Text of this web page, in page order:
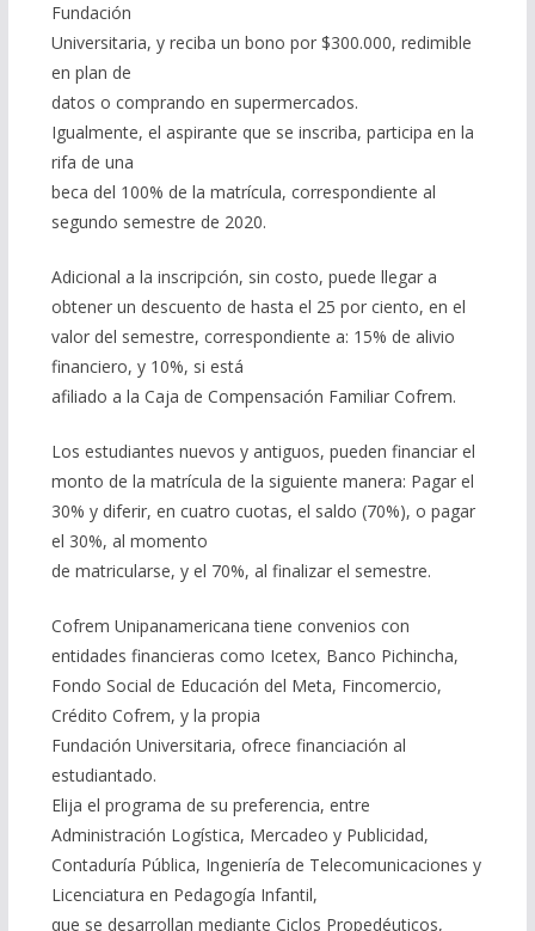
Fundación
Universitaria, y reciba un bono por $300.000, redimible
en plan de
datos o comprando en supermercados.
Igualmente, el aspirante que se inscriba, participa en la
rifa de una
beca del 100% de la matrícula, correspondiente al
segundo semestre de 2020.
Adicional a la inscripción, sin costo, puede llegar a
obtener un descuento de hasta el 25 por ciento, en el
valor del semestre, correspondiente a: 15% de alivio
financiero, y 10%, si está
afiliado a la Caja de Compensación Familiar Cofrem.
Los estudiantes nuevos y antiguos, pueden financiar el
monto de la matrícula de la siguiente manera: Pagar el
30% y diferir, en cuatro cuotas, el saldo (70%), o pagar
el 30%, al momento
de matricularse, y el 70%, al finalizar el semestre.
Cofrem Unipanamericana tiene convenios con
entidades financieras como Icetex, Banco Pichincha,
Fondo Social de Educación del Meta, Fincomercio,
Crédito Cofrem, y la propia
Fundación Universitaria, ofrece financiación al
estudiantado.
Elija el programa de su preferencia, entre
Administración Logística, Mercadeo y Publicidad,
Contaduría Pública, Ingeniería de Telecomunicaciones y
Licenciatura en Pedagogía Infantil,
que se desarrollan mediante Ciclos Propedéuticos,